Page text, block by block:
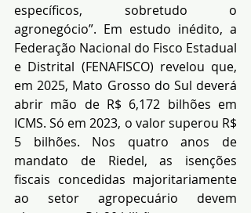
específicos, sobretudo o
agronegócio”. Em estudo inédito, a
Federação Nacional do Fisco Estadual
e Distrital (FENAFISCO) revelou que,
em 2025, Mato Grosso do Sul deverá
abrir mão de R$ 6,172 bilhões em
ICMS. Só em 2023, o valor superou R$
5 bilhões. Nos quatro anos de
mandato de Riedel, as isenções
fiscais concedidas majoritariamente
ao setor agropecuário devem